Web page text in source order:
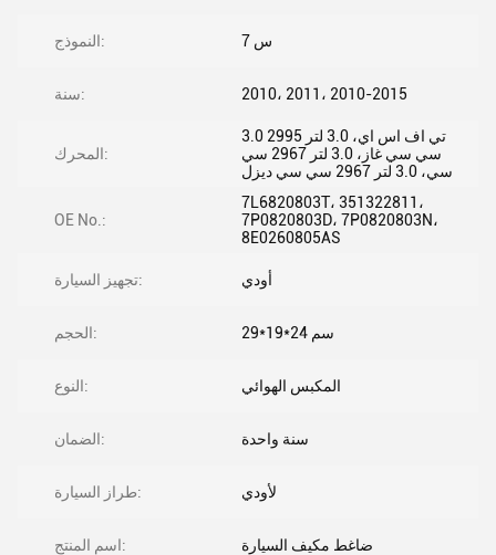
النموذج: س 7
سنة: 2010، 2011، 2010-2015
المحرك:
3.0 تي اف اس اي، 3.0 لتر 2995
سي سي غاز، 3.0 لتر 2967 سي
سي، 3.0 لتر 2967 سي سي ديزل
OE No.:
7L6820803T، 351322811،
7P0820803D، 7P0820803N،
8E0260805AS
تجهيز السيارة: أودي
الحجم: 29*19*24 سم
النوع: المكبس الهوائي
الضمان: سنة واحدة
طراز السيارة: لأودي
اسم المنتج: ضاغط مكيف السيارة